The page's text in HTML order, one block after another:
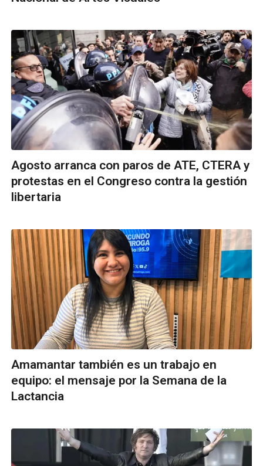
Agosto arranca con paros de ATE, CTERA y
protestas en el Congreso contra la gestión
libertaria
Amamantar también es un trabajo en
equipo: el mensaje por la Semana de la
Lactancia